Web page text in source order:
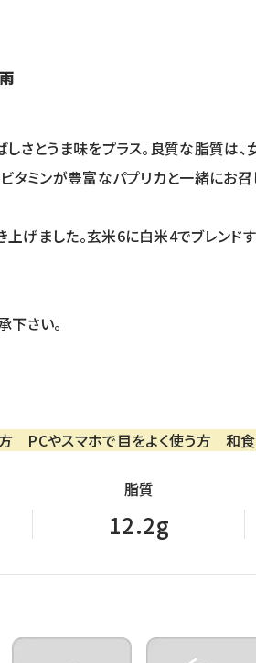
さとうま味をプラス。良質な脂質は
タミンが豊富なパプリカと一緒にお召
ました。玄米6に白米4でブレンド
下さい。
PCやスマホで目をよく使う方 和食
脂質
12.2g